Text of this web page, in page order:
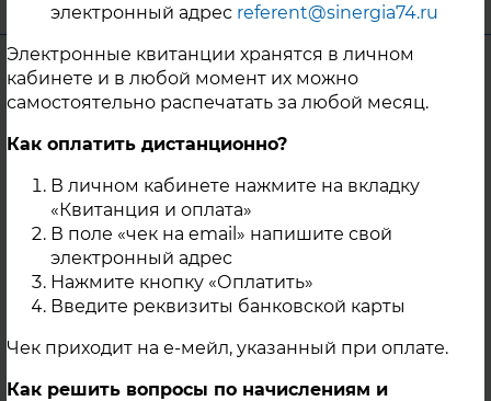
электронный адрес referent@sinergia74.ru
Электронные квитанции хранятся в личном
кабинете и в любой момент их можно
самостоятельно распечатать за любой месяц.
Как оплатить дистанционно?
В личном кабинете нажмите на вкладку
«Квитанция и оплата»
В поле «чек на email» напишите свой
электронный адрес
Нажмите кнопку «Оплатить»
Введите реквизиты банковской карты
Чек приходит на е-мейл, указанный при оплате.
Как решить вопросы по начислениям и
Уважаемые жители п. Октябрьский!
В ходе проведения 1-го этапа
гидравлических испытаний тепловых
повреждения трубопроводов, в
результате чего с 04.06.2024г. подача
теплоносителя на нужды горячего
водоснабжения приостановлена
следующим потребителям: Российская 4,
Партсъезда 1, 2а, 3, 5, 6, 7, 3а; Северная